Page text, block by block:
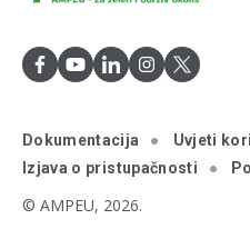
Dokumentacija Uvjeti
Izjava o pristupačnosti
© AMPEU, 2026.